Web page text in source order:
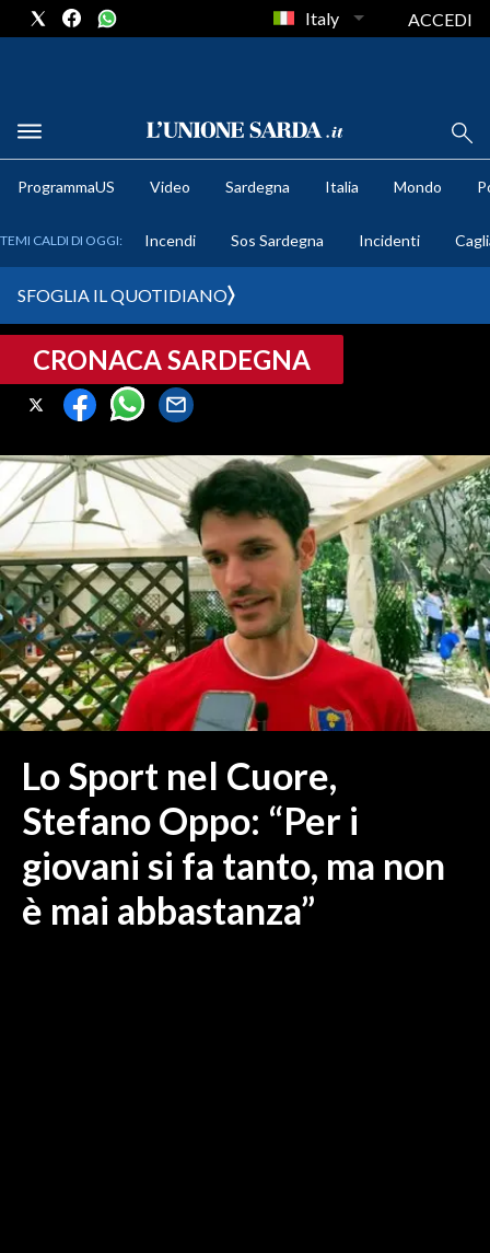
METEO
CRONACA SARDEGNA
CAGLIARI
SULCIS IGLESIENTE
MEDIO CAMPIDANO
ORISTANO E PROVINCIA
SASSARI E PROVINCIA
GALLURA
NUORO E PROVINCIA
OGLIASTRA
AGENDA
ITALIA
MONDO
POLITICA
ECONOMIA
Italy ACCEDI
ProgrammaUS Video Sardegna Italia Mondo
TEMI CALDI DI OGGI: Incendi Sos Sardegna Incidenti
SFOGLIA IL QUOTIDIANO
CRONACA SARDEGNA
Lo Sport nel Cuore,
Stefano Oppo: “Per i
giovani si fa tanto, ma non
è mai abbastanza”